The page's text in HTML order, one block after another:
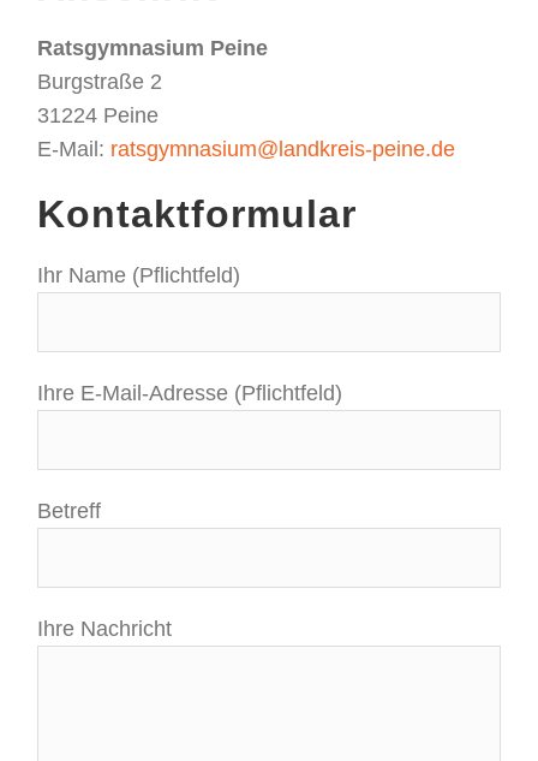
Ratsgymnasium Peine
Burgstraße 2
31224 Peine
E-Mail: ratsgymnasium@landkreis-peine.de
Kontaktformular
Ihr Name (Pflichtfeld)
Ihre E-Mail-Adresse (Pflichtfeld)
Betreff
Ihre Nachricht